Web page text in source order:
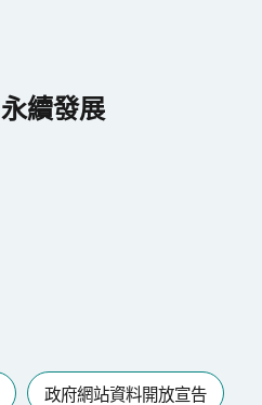
永續發展
政府網站資料開放宣告